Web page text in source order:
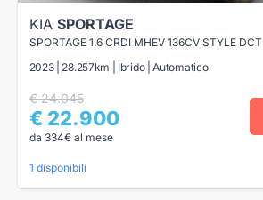
KIA SPORTAGE
SPORTAGE 1.6 CRDI MHEV 136CV STYLE DCT
2023 | 28.257km | Ibrido | Automatico
€ 24.045
€ 22.900
da 334€ al mese
1 disponibili